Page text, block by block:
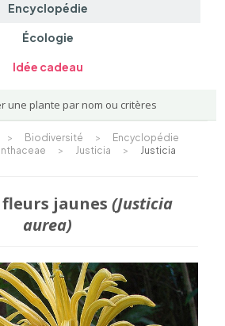
Encyclopédie
Écologie
Idée cadeau
une plante par nom ou critères
> Biodiversité >
Encyclopédie
> Justicia >
Justicia
jaunes (Justicia
aurea)